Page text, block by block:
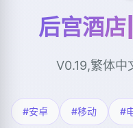
后宫酒
V0.19,繁体中
#安卓 #移动 #